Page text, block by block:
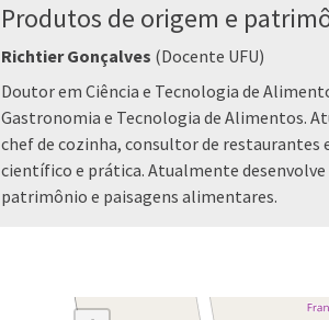
Produtos de origem e
Richtier Gonçalves (Docente UFU)
Doutor em Ciência e Tecnologia de
Gastronomia e Tecnologia de Alimentos.
chef de cozinha, consultor de
científico e prática. Atualmente
patrimônio e paisagens alimentares.